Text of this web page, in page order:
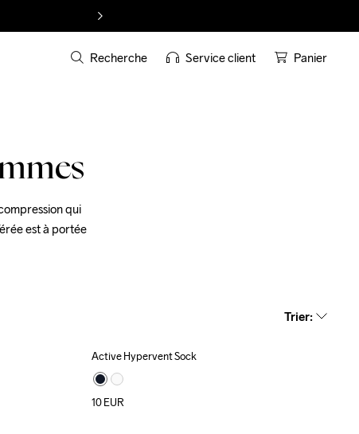
Recherche Service client Panier
qui
est à portée
Trier:
Active Hypervent Sock
10EUR